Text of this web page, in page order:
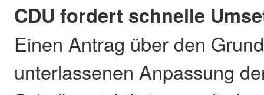
CDU fordert schnelle
Einen Antrag über den
unterlassenen Anpassung